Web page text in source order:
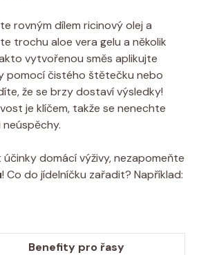
rovným dílem ricinový olej a
trochu aloe ‍vera gelu‌ a několik
vytvořenou‍ směs aplikujte
⁤pomocí čistého štětečku⁢ nebo
‍že se brzy dostaví ‍výsledky!⁤
je klíčem, takže se ⁤nenechte
domácí výživy, nezapomeňte⁤
! ⁢Co do jídelníčku zařadit? Například:
Benefity⁤ pro⁤ řasy